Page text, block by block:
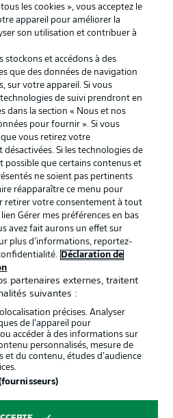
Conditions d’utilisation des
Gérer mes préférences
Diffuseurs
Contact
Joueurs
Gruppe GmbH
langue
les cookies », vous acceptez le
appareil pour améliorer la
son utilisation et contribuer à
stockons et accédons à des
que des données de navigation
sur votre appareil. Si vous
de suivi prendront en
dans la section « Nous et nos
pour fournir ». Si vous
vous retirez votre
Si les technologies de
possible que certains contenus et
ne soient pas pertinents
réapparaître ce menu pour
retirer votre consentement à tout
Gérer mes préférences en bas
avez fait aurons un effet sur
plus d’informations, reportez-
Déclaration de
partenaires externes, traitent
suivantes :
précises. Analyser
de l’appareil pour
accéder à des informations sur
personnalisés, mesure de
et du contenu, études d’audience